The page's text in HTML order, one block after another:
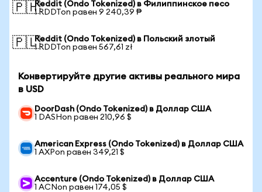
🇵🇭Reddit (Ondo Tokenized) в Филиппинское песо
1 RDDTon равен 9 240,39 ₱
🇵🇱Reddit (Ondo Tokenized) в Польский злотый
1 RDDTon равен 567,61 zł
Конвертируйте другие активы реального мира
в USD
DoorDash (Ondo Tokenized) в Доллар США
1 DASHon равен 210,96 $
American Express (Ondo Tokenized) в Доллар США
1 AXPon равен 349,21 $
Accenture (Ondo Tokenized) в Доллар США
1 ACNon равен 174,05 $